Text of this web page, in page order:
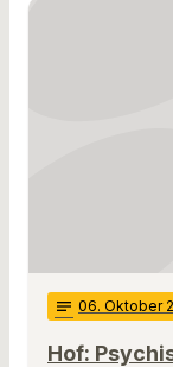
notes 06. Oktober
Hof: